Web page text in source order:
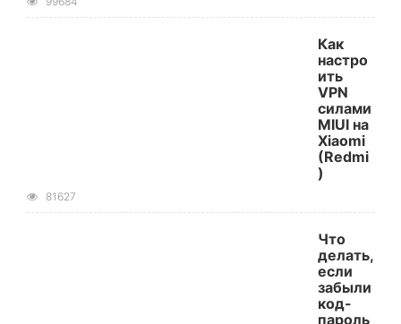
Как
настро
ить
VPN
силами
MIUI на
Xiaomi
(Redmi
)
81627
Что
делать,
если
забыли
код-
пароль